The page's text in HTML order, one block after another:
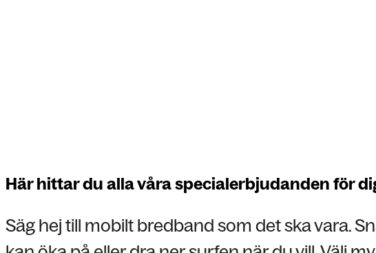
Här hittar du alla våra specialerbjudanden för
Säg hej till mobilt bredband som det ska vara.